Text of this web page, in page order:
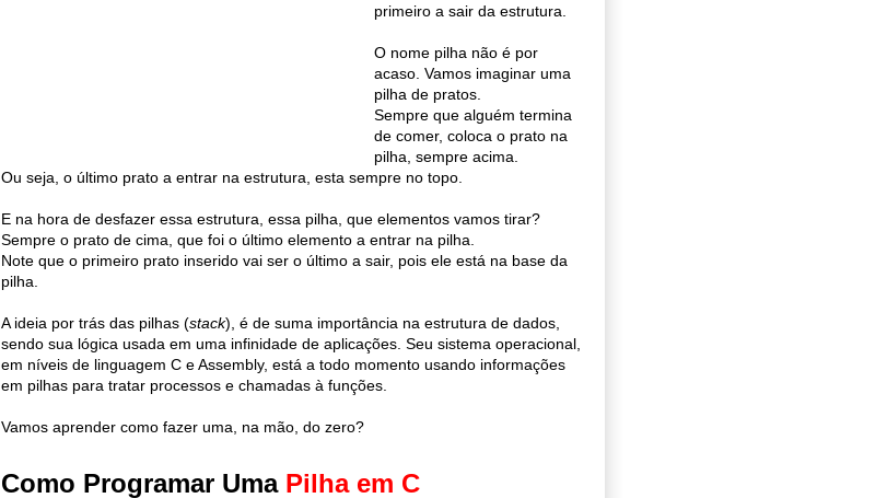
primeiro a sair da estrutura.
O nome pilha não é por
acaso. Vamos imaginar uma
pilha de pratos.
Sempre que alguém termina
de comer, coloca o prato na
pilha, sempre acima.
Ou seja, o último prato a entrar na estrutura, esta sempre no topo.
E na hora de desfazer essa estrutura, essa pilha, que elementos vamos tirar?
Sempre o prato de cima, que foi o último elemento a entrar na pilha.
Note que o primeiro prato inserido vai ser o último a sair, pois ele está na base da
pilha.
A ideia por trás das pilhas (stack), é de suma importância na estrutura de dados,
sendo sua lógica usada em uma infinidade de aplicações. Seu sistema operacional,
em níveis de linguagem C e Assembly, está a todo momento usando informações
em pilhas para tratar processos e chamadas à funções.
Vamos aprender como fazer uma, na mão, do zero?
Como Programar Uma Pilha em C